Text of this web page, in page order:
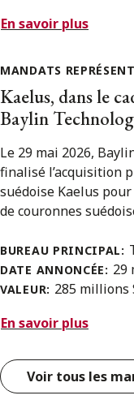
En savoir plus
MANDATS
Kaelus, dans le
Baylin
Le 29 mai 2026,
finalisé l’acquisition
suédoise Kaelus
de couronnes
BUREAU PRINCIPAL:
DATE ANNONCÉE: 29
VALEUR: 285 millions
En savoir plus
Voir tous les